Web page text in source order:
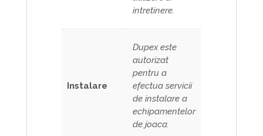
intretinere.
Instalare
Dupex este
autorizat
pentru a
efectua servicii
de instalare a
echipamentelor
de joaca.